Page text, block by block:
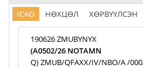
ICAO НӨХЦӨЛ ХӨРВҮҮЛСЭН
190626 ZMUBYNYX
(A0502/26 NOTAMN
Q) ZMUB/QFAXX/IV/NBO/A /